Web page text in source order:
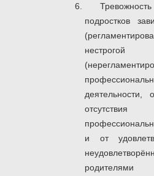
подростков
нестрогой
деятельности,
и от
родителями